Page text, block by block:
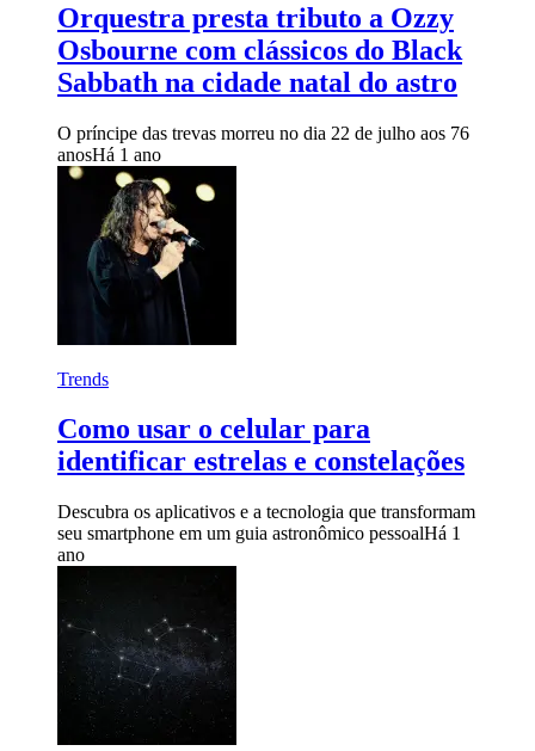
Orquestra presta tributo a Ozzy
Osbourne com clássicos do Black
Sabbath na cidade natal do astro
O príncipe das trevas morreu no dia 22 de julho aos 76
anosHá 1 ano
Trends
Como usar o celular para
identificar estrelas e constelações
Descubra os aplicativos e a tecnologia que transformam
seu smartphone em um guia astronômico pessoalHá 1
ano